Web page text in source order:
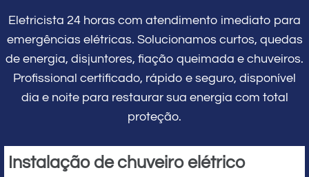
Eletricista 24 horas com atendimento imediato para
emergências elétricas. Solucionamos curtos, quedas
de energia, disjuntores, fiação queimada e chuveiros.
Profissional certificado, rápido e seguro, disponível
dia e noite para restaurar sua energia com total
proteção.
Instalação de chuveiro elétrico